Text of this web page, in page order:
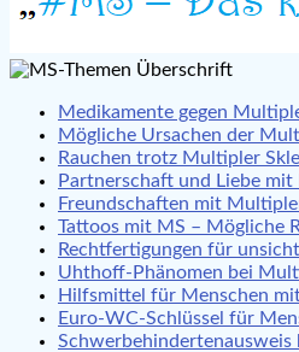
Medikamente gegen
Mögliche Ursachen der
Rauchen trotz Multipler
Partnerschaft und Liebe mit
Freundschaften mit
Tattoos mit MS – Mögliche
Rechtfertigungen für
Uhthoff-Phänomen bei
Hilfsmittel für Menschen
Euro-WC-Schlüssel für
Schwerbehindertenausweis